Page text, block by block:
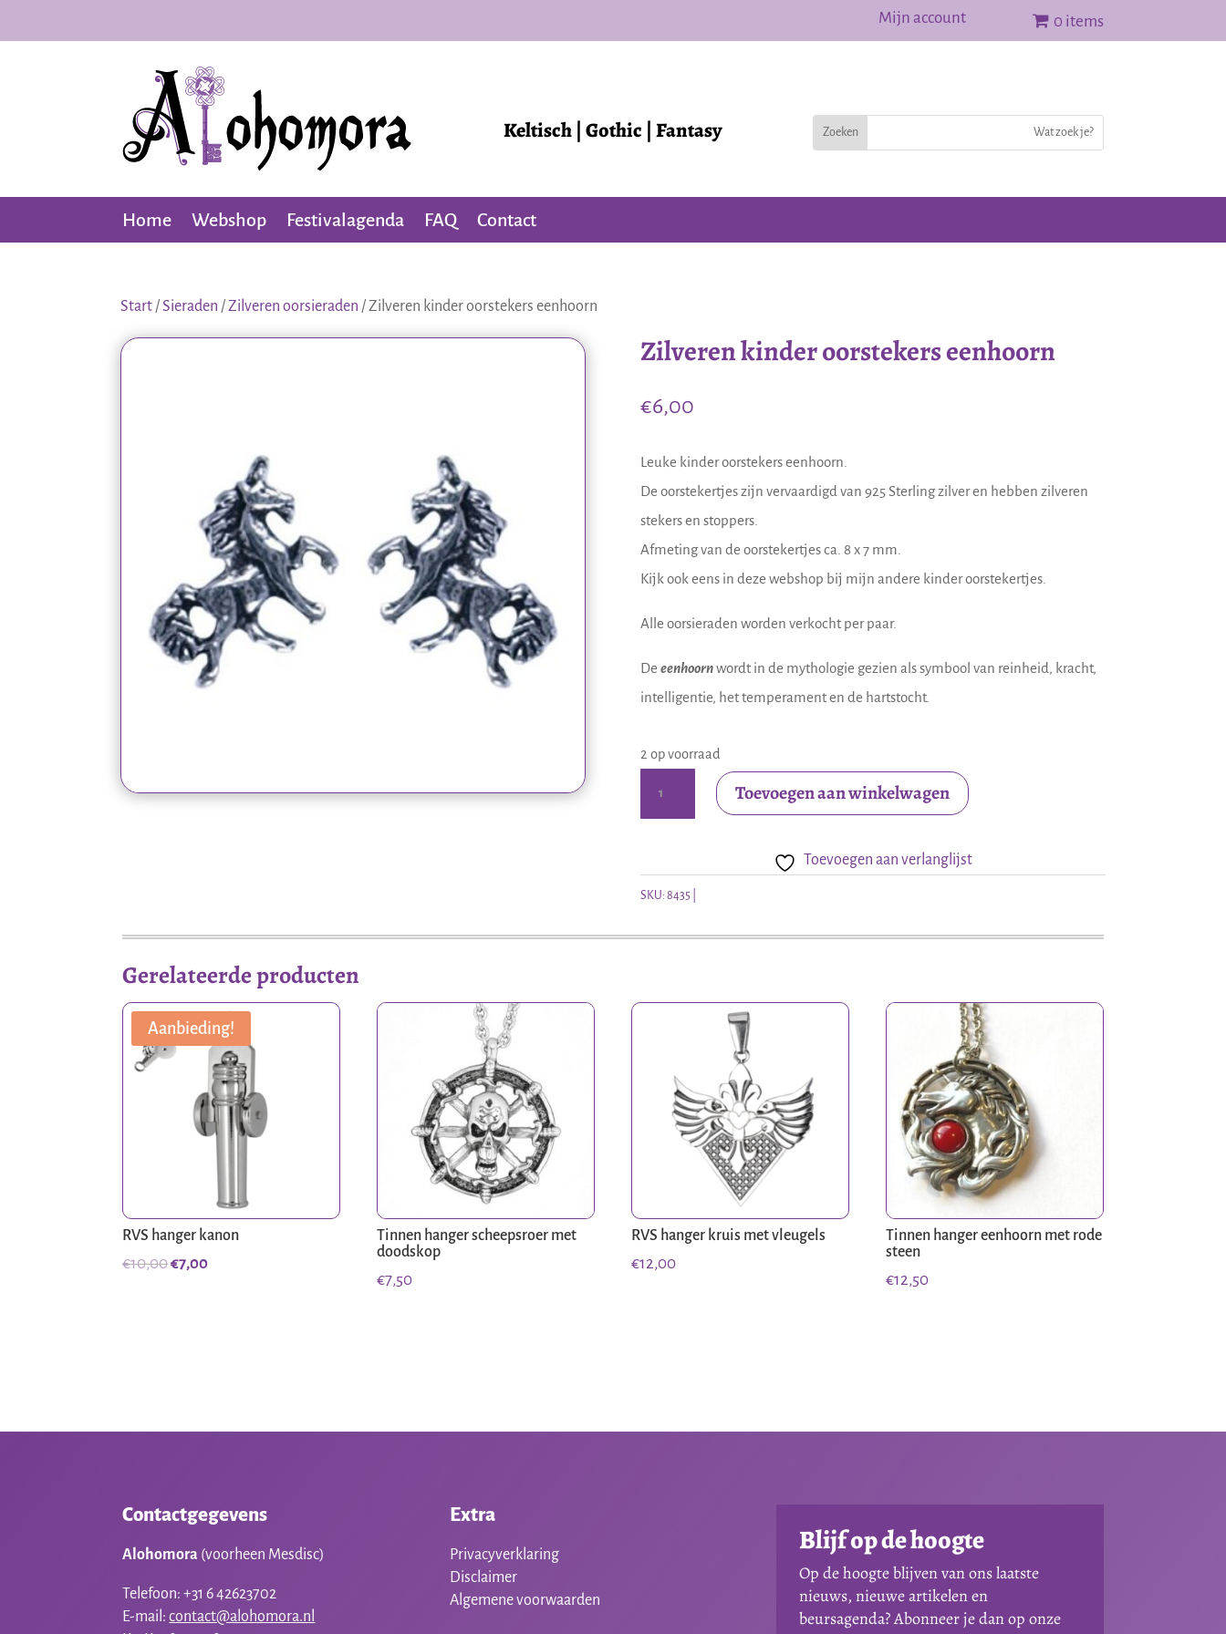
Mijn account 0 items
Keltisch | Gothic | Fantasy
Home Webshop Festivalagenda FAQ Contact
Start /Sieraden /Zilveren oorsieraden / Zilveren kinder oorstekers eenhoorn
Zilveren kinder oorstekers eenhoorn
€6,00
Leuke kinder oorstekers eenhoorn.
De oorstekertjes zijn vervaardigd van 925 Sterling zilver en hebben zilveren
stekers en stoppers.
Afmeting van de oorstekertjes ca. 8 x 7 mm.
Kijk ook eens in deze webshop bij mijn andere kinder oorstekertjes.
Alle oorsieraden worden verkocht per paar.
De eenhoornwordt in de mythologie gezien als symbool van reinheid, kracht,
intelligentie, het temperament en de hartstocht.
2 op voorraad
eenhoorn
aantal
Toevoegen aan winkelwagen
Toevoegen aan verlanglijst
SKU: 8435
Gerelateerde producten
Aanbieding!
RVS hanger kanon
€10,00Oorspronkelijke
€7,00Huidige
Tinnen hanger scheepsroer met
doodskop
€7,50
RVS hanger kruis met vleugels
€12,00
Tinnen hanger eenhoorn met rode
steen
€12,50
Contactgegevens
Alohomora (voorheen Mesdisc)
Telefoon: +31 6 42623702
E-mail:contact@alohomora.nl
Extra
Privacyverklaring
Disclaimer
Algemene voorwaarden
Blijf op de hoogte
Op de hoogte blijven van ons laatste
nieuws, nieuwe artikelen en
beursagenda? Abonneer je dan op onze